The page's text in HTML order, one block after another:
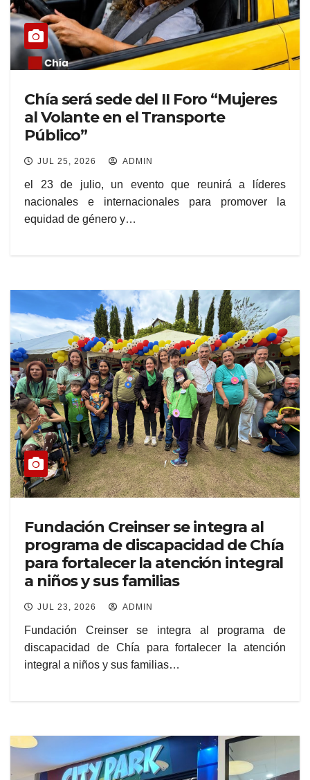
Chía será sede del II Foro “Mujeres
al Volante en el Transporte
Público”
JUL 25, 2026 ADMIN
el 23 de julio, un evento que reunirá a líderes
nacionales e internacionales para promover la
equidad de género y…
Fundación Creinser se integra al
programa de discapacidad de Chía
para fortalecer la atención integral
a niños y sus familias
JUL 23, 2026 ADMIN
Fundación Creinser se integra al programa de
discapacidad de Chía para fortalecer la atención
integral a niños y sus familias…